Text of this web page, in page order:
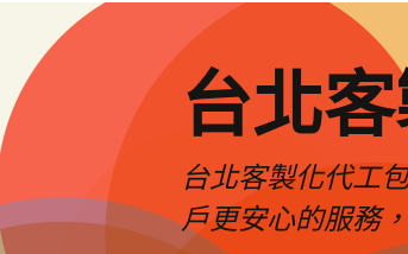
台北
台北客製化代工
戶更安心的服務